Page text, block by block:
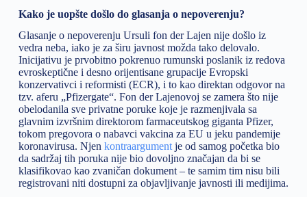
Kako je uopšte došlo do glasanja o nepoverenju?
Glasanje o nepoverenju Ursuli fon der Lajen nije došlo iz
vedra neba, iako je za širu javnost možda tako delovalo.
Inicijativu je prvobitno pokrenuo rumunski poslanik iz redova
evroskeptične i desno orijentisane grupacije Evropski
konzervativci i reformisti (ECR), i to kao direktan odgovor na
tzv. aferu „Pfizergate“. Fon der Lajenovoj se zamera što nije
obelodanila sve privatne poruke koje je razmenjivala sa
glavnim izvršnim direktorom farmaceutskog giganta Pfizer,
tokom pregovora o nabavci vakcina za EU u jeku pandemije
koronavirusa. Njen kontraargumentje od samog početka bio
da sadržaj tih poruka nije bio dovoljno značajan da bi se
klasifikovao kao zvaničan dokument – te samim tim nisu bili
registrovani niti dostupni za objavljivanje javnosti ili medijima.